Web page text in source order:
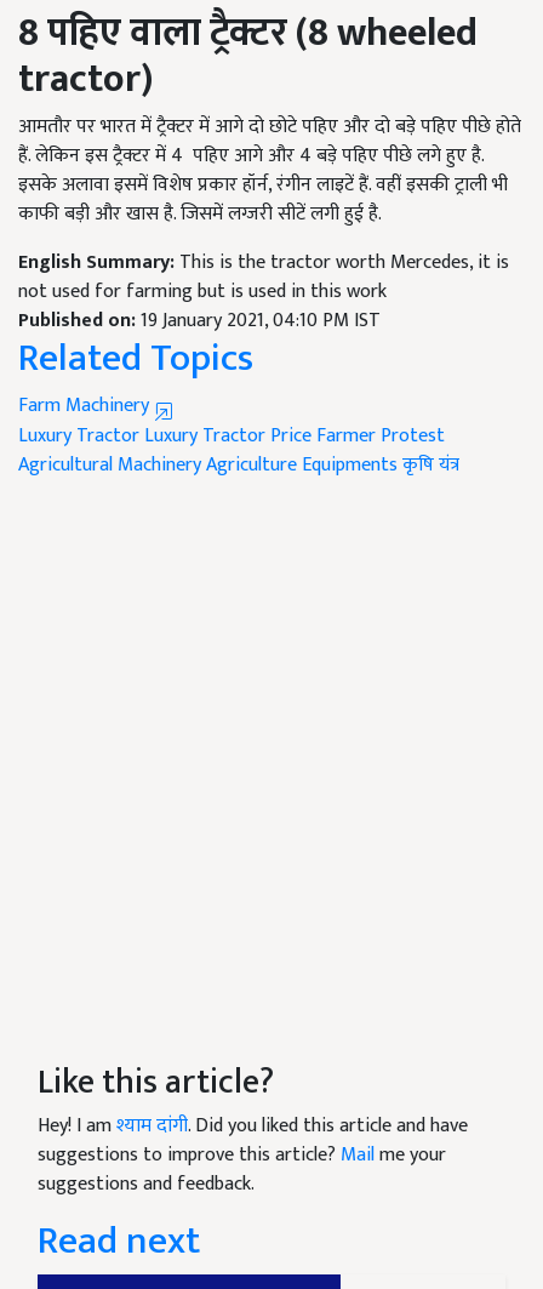
8पहिएवालाट्रैक्टर (8 wheeled
tractor)
आमतौर पर भारत में ट्रैक्टर में आगे दो छोटे पहिए और दो बड़े पहिए पीछे होते
हैं. लेकिन इस ट्रैक्टर में 4 पहिए आगे और 4 बड़े पहिए पीछे लगे हुए है.
इसके अलावा इसमें विशेष प्रकार हॉर्न, रंगीन लाइटें हैं. वहीं इसकी ट्राली भी
काफी बड़ी और खास है. जिसमें लग्जरी सीटें लगी हुई है.
English Summary:This is the tractor worth Mercedes, it is
not used for farming but is used in this work
Published on:19 January 2021, 04:10 PM IST
Related Topics
Farm Machinery
Luxury TractorLuxury Tractor PriceFarmer Protest
Agricultural MachineryAgriculture Equipmentsकृषि यंत्र
Like this article?
Hey! I amश्याम दांगी. Did you liked this article and have
suggestions to improve this article? Mailme your
suggestions and feedback.
Read next